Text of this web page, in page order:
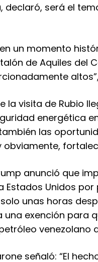
declaró, será el
un momento
de Aquiles del
la visita de Rubio
energética
las
obviamente,
anunció que
Estados Unidos
solo unas horas
una exención para
venezolano
señaló: “El